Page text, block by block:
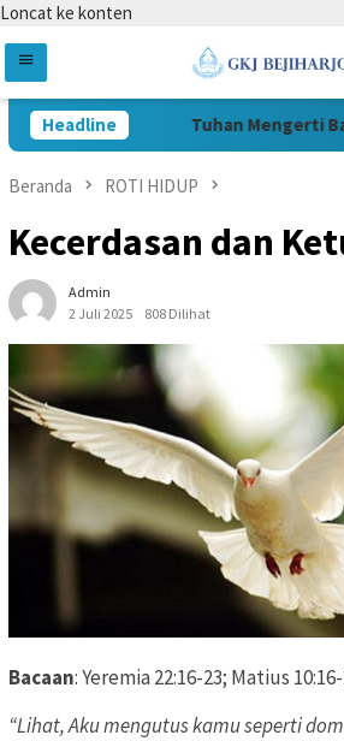
Loncat ke konten
Headline Tuhan Mengerti
Beranda ROTI HIDUP
Kecerdasan dan
Admin
2 Juli 2025
808 Dilihat
Bacaan: Yeremia 22:16-23; Matius
“Lihat, Aku mengutus kamu seperti